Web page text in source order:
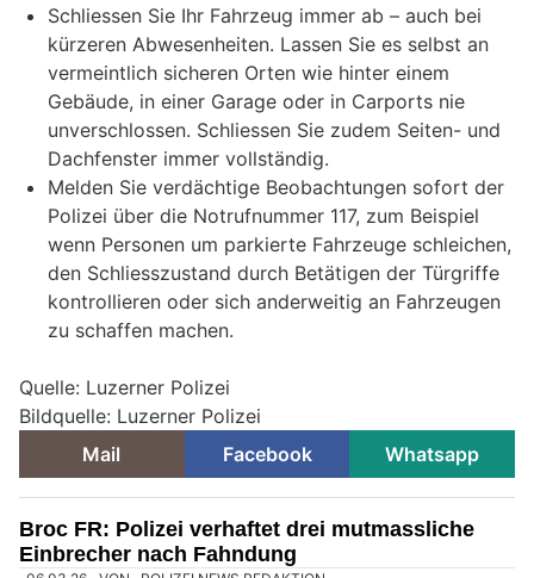
Schliessen Sie Ihr Fahrzeug immer ab – auch bei
kürzeren Abwesenheiten. Lassen Sie es selbst an
vermeintlich sicheren Orten wie hinter einem
Gebäude, in einer Garage oder in Carports nie
unverschlossen. Schliessen Sie zudem Seiten- und
Dachfenster immer vollständig.
Melden Sie verdächtige Beobachtungen sofort der
Polizei über die Notrufnummer 117, zum Beispiel
wenn Personen um parkierte Fahrzeuge schleichen,
den Schliesszustand durch Betätigen der Türgriffe
kontrollieren oder sich anderweitig an Fahrzeugen
zu schaffen machen.
Quelle: Luzerner Polizei
Bildquelle: Luzerner Polizei
Mail
Facebook Whatsapp
Broc FR: Polizei verhaftet drei mutmassliche
Einbrecher nach Fahndung